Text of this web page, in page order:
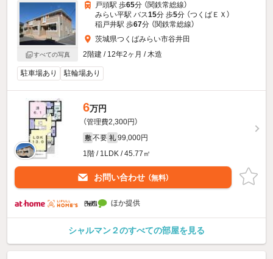
すべての写真
戸頭駅 歩65分 （関鉄常総線）
みらい平駅 バス15分 歩5分 （つくばＥＸ）
稲戸井駅 歩67分 （関鉄常総線）
茨城県つくばみらい市谷井田
2階建 / 12年2ヶ月 / 木造
駐車場あり 駐輪場あり
6万円
（管理費2,300円）
敷 不要 礼 99,000円
1階 / 1LDK / 45.77㎡
お問い合わせ （無料）
ほか提供
シャルマン２のすべての部屋を見る